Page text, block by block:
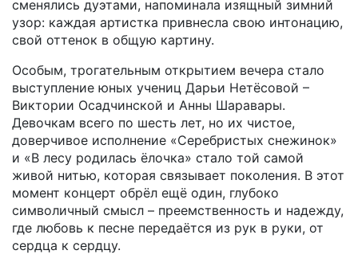
сменялись дуэтами, напоминала изящный зимний
узор: каждая артистка привнесла свою интонацию,
свой оттенок в общую картину.
Особым, трогательным открытием вечера стало
выступление юных учениц Дарьи Нетёсовой –
Виктории Осадчинской и Анны Шаравары.
Девочкам всего по шесть лет, но их чистое,
доверчивое исполнение «Серебристых снежинок»
и «В лесу родилась ёлочка» стало той самой
живой нитью, которая связывает поколения. В этот
момент концерт обрёл ещё один, глубоко
символичный смысл – преемственность и надежду,
где любовь к песне передаётся из рук в руки, от
сердца к сердцу.